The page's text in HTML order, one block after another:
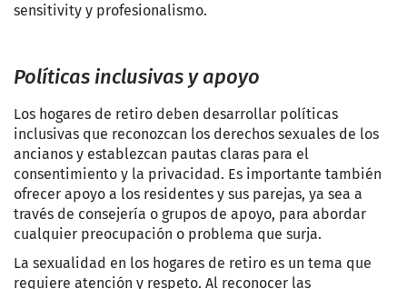
sensitivity y profesionalismo.
Políticas inclusivas y apoyo
Los hogares de retiro deben desarrollar políticas
inclusivas que reconozcan los derechos sexuales de los
ancianos y establezcan pautas claras para el
consentimiento y la privacidad. Es importante también
ofrecer apoyo a los residentes y sus parejas, ya sea a
través de consejería o grupos de apoyo, para abordar
cualquier preocupación o problema que surja.
La sexualidad en los hogares de retiro es un tema que
requiere atención y respeto. Al reconocer las